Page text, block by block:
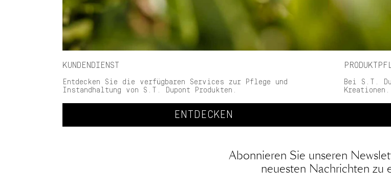
KUNDENDIENST
Entdecken Sie die verfügbaren Services zur Pflege und
Instandhaltung von S.T. Dupont Produkten.
ENTDECKEN
Bei S.T.
Kreationen.
Abonnieren Sie unseren
neuesten Nachrichten zu